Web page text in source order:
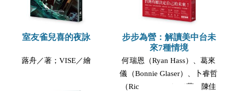
室友雀兒喜的夜詠
蕗舟／著；VISE／繪
步步為營：解讀美中台未
來7種情境
何瑞恩（Ryan Hass）、葛來
儀（Bonnie Glaser）、卜睿哲
（Richard Bush）／著；陳佳